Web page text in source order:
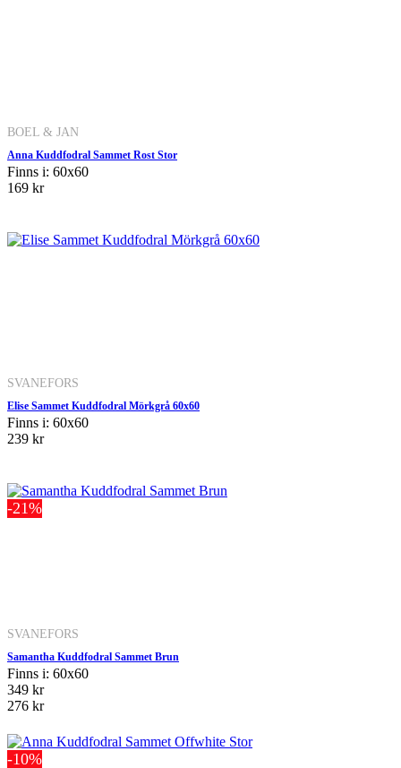
BOEL & JAN
Anna Kuddfodral Sammet Rost Stor
Finns i: 60x60
169 kr
SVANEFORS
Elise Sammet Kuddfodral Mörkgrå 60x60
Finns i: 60x60
239 kr
-21%
SVANEFORS
Samantha Kuddfodral Sammet Brun
Finns i: 60x60
349 kr
276 kr
-10%